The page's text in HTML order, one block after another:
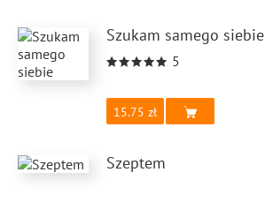
Szukam samego siebie
5
15.75
Szeptem